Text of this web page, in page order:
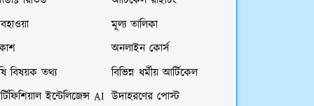
মূল্য তালিকা
অনলাইন কোর্স
বিষয়ক তথ্য
বিভিন্ন ধর্মীয় আর্টিকেল
ইন্টেলিজেন্স AI উদাহরণের পোস্ট